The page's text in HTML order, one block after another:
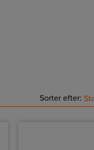
Sorter efter: